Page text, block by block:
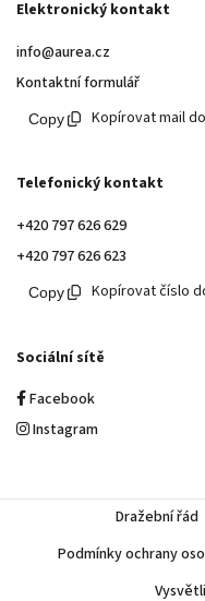
Elektronický kontakt
info@aurea.cz
Kontaktní formulář
Kopírovat mail
Telefonický kontakt
+420 797 626 629
+420 797 626 623
Kopírovat číslo
Sociální sítě
Facebook
Instagram
Dražební řád
Podmínky ochrany